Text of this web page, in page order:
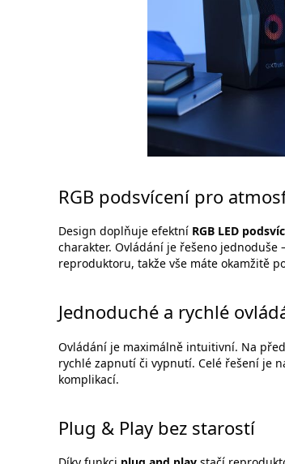
RGB podsvícení pro
Design doplňuje efektní RGB LED
charakter. Ovládání je řešeno jednoduše
reproduktoru, takže vše máte okamžitě
Jednoduché a rychlé
Ovládání je maximálně intuitivní. Na
rychlé zapnutí či vypnutí. Celé řešení je
komplikací.
Plug & Play bez starostí